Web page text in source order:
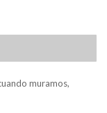
muramos,